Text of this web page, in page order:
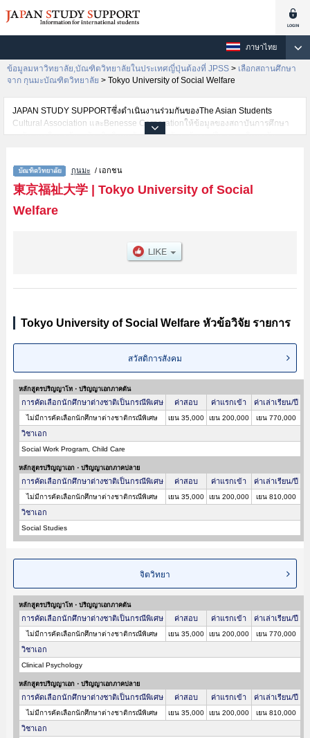
ภาษาไทย
ข้อมูลมหาวิทยาลัย,บัณฑิตวิทยาลัยในประเทศญี่ปุ่นต้องที่ JPSS > เลือกสถานศึกษา
จาก กุนมะบัณฑิตวิทยาลัย > Tokyo University of Social Welfare
JAPAN STUDY SUPPORTซึ่งดำเนินงานร่วมกันของThe Asian Students
Cultural Association และBenesse Corporationให้ข้อมูลของสถาบันการศึกษา
ระดับมหาวิทยาลัย・บัณฑิตวิทยาลัย・วิทยาลัยระดับอนุปริญญา・วิทยาลัย
สำหรับนักศึกษาต่างชาติเช่นสวัสดิการสังคมหรือจิตวิทยาหรือการสอน
เป็นต้น,ข้อมูลของแต่ละสาขาวิจัย,ข้อมูลการสอบคัดเลือกเข้าศึกษาเช่นจำนวนคน
ที่รับสมัครหรือจำนวนคนที่ผ่านการสอบคัดเลือกเป็นต้น,แนะนำสถานที่,การเดิน
ทางเป็นต้นไว้ด้วยดังนั้นขอเชิญใช้บริการค้นหาข้อมูลตามอัธยาศัย
กุนมะ / เอกชน
東京福祉大学| Tokyo University of Social
Welfare
Tokyo University of Social Welfare หัวข้อวิจัย รายการ
สวัสดิการสังคม
หลักสูตรปริญญาโท・ปริญญาเอกภาคต้น
การคัดเลือกนักศึกษาต่างชาติเป็นกรณีพิเศษ ค่าสอบ ค่าแรกเข้า ค่าเล่าเรียน/ปี
ไม่มีการคัดเลือกนักศึกษาต่างชาติกรณีพิเศษ เยน 35,000 เยน 200,000 เยน 770,000
วิชาเอก
Social Work Program, Child Care
หลักสูตรปริญญาเอก・ปริญญาเอกภาคปลาย
การคัดเลือกนักศึกษาต่างชาติเป็นกรณีพิเศษ ค่าสอบ ค่าแรกเข้า ค่าเล่าเรียน/ปี
ไม่มีการคัดเลือกนักศึกษาต่างชาติกรณีพิเศษ เยน 35,000 เยน 200,000 เยน 810,000
วิชาเอก
Social Studies
จิตวิทยา
หลักสูตรปริญญาโท・ปริญญาเอกภาคต้น
การคัดเลือกนักศึกษาต่างชาติเป็นกรณีพิเศษ ค่าสอบ ค่าแรกเข้า ค่าเล่าเรียน/ปี
ไม่มีการคัดเลือกนักศึกษาต่างชาติกรณีพิเศษ เยน 35,000 เยน 200,000 เยน 770,000
วิชาเอก
Clinical Psychology
หลักสูตรปริญญาเอก・ปริญญาเอกภาคปลาย
การคัดเลือกนักศึกษาต่างชาติเป็นกรณีพิเศษ ค่าสอบ ค่าแรกเข้า ค่าเล่าเรียน/ปี
ไม่มีการคัดเลือกนักศึกษาต่างชาติกรณีพิเศษ เยน 35,000 เยน 200,000 เยน 810,000
วิชาเอก